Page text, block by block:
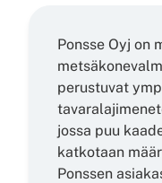
Ponsse Oyj on
perustuvat
jossa puu
katkotaan
Ponssen